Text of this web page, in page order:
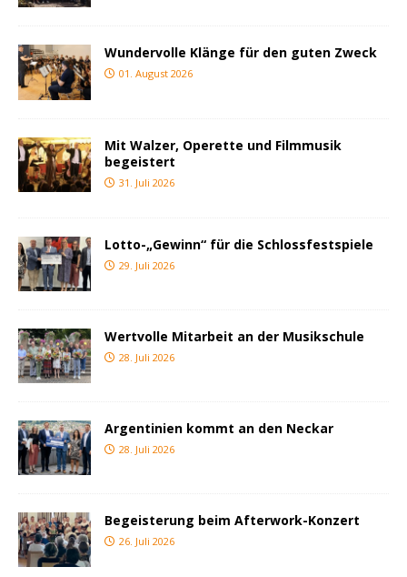
Wundervolle Klänge für den guten Zweck
01. August 2026
Mit Walzer, Operette und Filmmusik
begeistert
31. Juli 2026
Lotto-„Gewinn“ für die Schlossfestspiele
29. Juli 2026
Wertvolle Mitarbeit an der Musikschule
28. Juli 2026
Argentinien kommt an den Neckar
28. Juli 2026
Begeisterung beim Afterwork-Konzert
26. Juli 2026